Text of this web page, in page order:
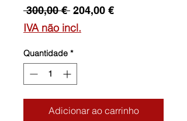
300,00 € Preço
normal
204,00 €Preço
IVA não incl.
Quantidade *
Adicionar ao carrinho